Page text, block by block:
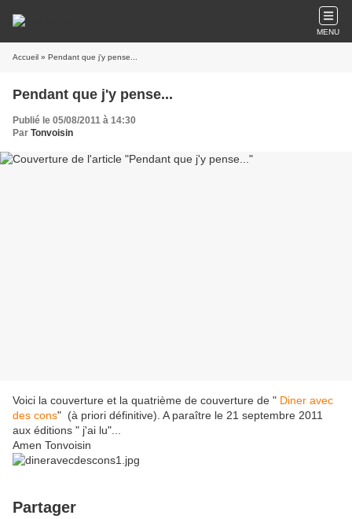
MENU
Accueil » Pendant que j'y pense...
Pendant que j'y pense...
Publié le 05/08/2011 à 14:30
Par Tonvoisin
Voici la couverture et la quatrième de couverture de " Diner avec
des cons" (à priori définitive). A paraître le 21 septembre 2011
aux éditions " j'ai lu"...
Amen Tonvoisin
Partager